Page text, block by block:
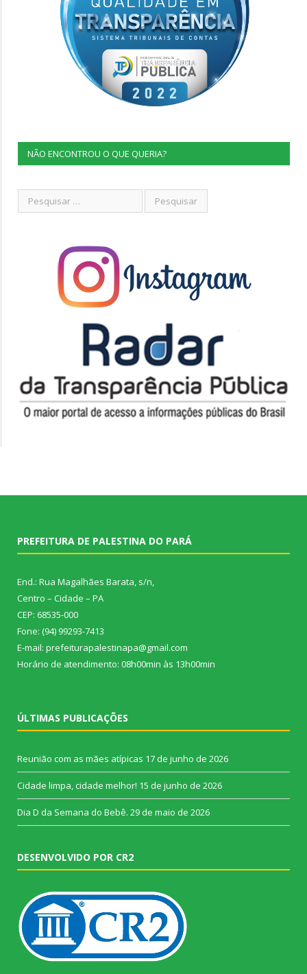
NÃO ENCONTROU O QUE QUERIA?
PREFEITURA DE PALESTINA DO PARÁ
End.: Rua Magalhães Barata, s/n,
Centro – Cidade – PA
CEP: 68535-000
Fone: (94) 99293-7413
E-mail: prefeiturapalestinapa@gmail.com
Horário de atendimento: 08h00min às 13h00min
ÚLTIMAS PUBLICAÇÕES
Reunião com as mães atípicas 17 de junho de 2026
Cidade limpa, cidade melhor! 15 de junho de 2026
Dia D da Semana do Bebê. 29 de maio de 2026
DESENVOLVIDO POR CR2